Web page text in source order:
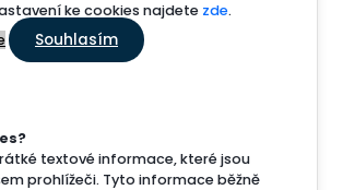
ke cookies najdete zde.
Souhlasím
textové informace, které jsou
prohlížeči. Tyto informace běžně